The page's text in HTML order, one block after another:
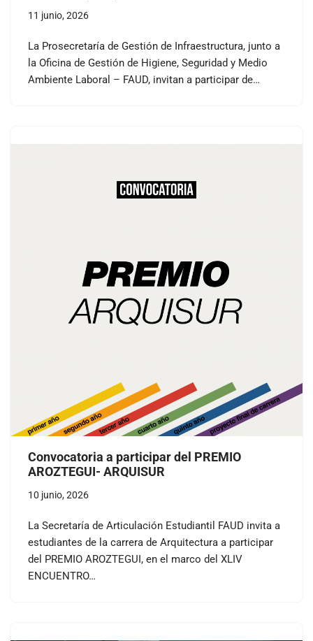
11 junio, 2026
La Prosecretaría de Gestión de Infraestructura, junto a
la Oficina de Gestión de Higiene, Seguridad y Medio
Ambiente Laboral – FAUD, invitan a participar de…
Convocatoria a participar del PREMIO
AROZTEGUI- ARQUISUR
10 junio, 2026
La Secretaría de Articulación Estudiantil FAUD invita a
estudiantes de la carrera de Arquitectura a participar
del PREMIO AROZTEGUI, en el marco del XLIV
ENCUENTRO…